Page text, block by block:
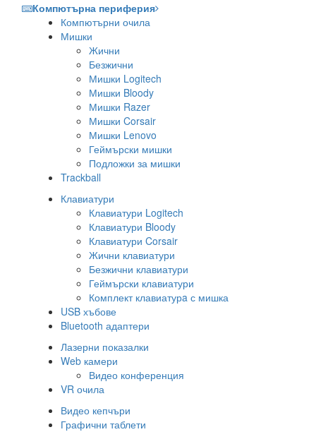
Компютърна периферия
Компютърни очила
Мишки
Жични
Безжични
Мишки Logitech
Мишки Bloody
Мишки Razer
Мишки Corsair
Мишки Lenovo
Геймърски мишки
Подложки за мишки
Trackball
Клавиатури
Клавиатури Logitech
Клавиатури Bloody
Клавиатури Corsair
Жични клавиатури
Безжични клавиатури
Геймърски клавиатури
Комплект клавиатурa с мишка
USB хъбове
Bluetooth адаптери
Лазерни показалки
Web камери
Видео конференция
VR очила
Видео кепчъри
Графични таблети